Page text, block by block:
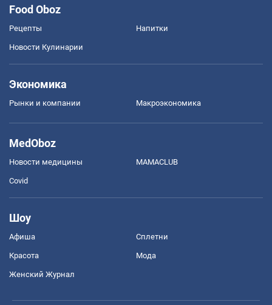
Food Oboz
Рецепты Напитки
Новости Кулинарии
Экономика
Рынки и компании Mакроэкономика
MedOboz
Новости медицины MAMACLUB
Covid
Шоу
Афиша Сплетни
Красота Мода
Женский Журнал